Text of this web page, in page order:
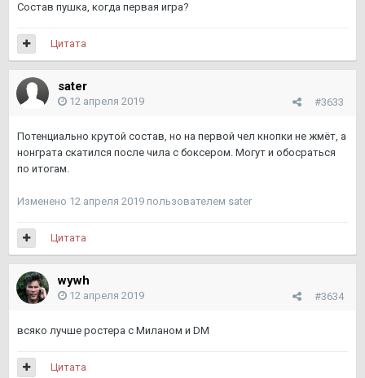
Состав пушка, когда первая игра?
Цитата
sater
#3633
12 апреля 2019
Потенциально крутой состав, но на первой чел кнопки не жмёт, а
нонграта скатился после чила с боксером. Могут и обосраться
по итогам.
Изменено 12 апреля 2019 пользователем sater
Цитата
wywh
#3634
12 апреля 2019
всяко лучше ростера с Миланом и DM
Цитата